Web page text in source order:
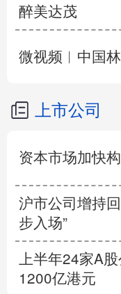
醉美达茂
微视频︱中国
上市公司
资本市场加快
沪市公司增持
步入场”
上半年24家A
1200亿港元